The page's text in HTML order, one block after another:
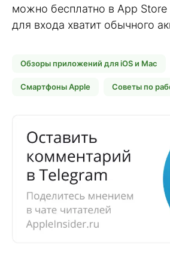
можно бесплатно в App Store
для входа хватит обычного
Обзоры приложений для iOS и Mac
Смартфоны Apple Советы по